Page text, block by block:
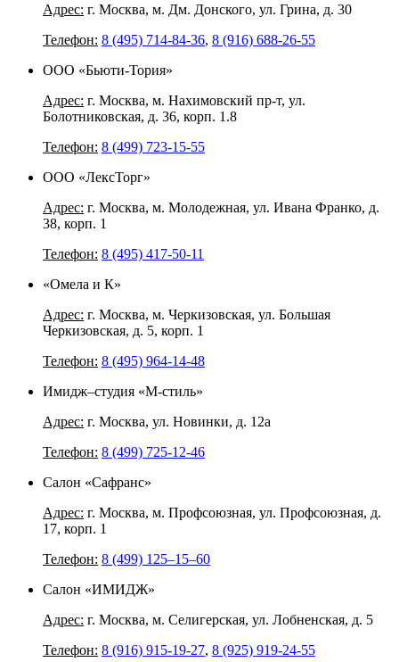
Адрес: г. Москва, м. Дм. Донского, ул. Грина, д. 30
Телефон: 8 (495) 714-84-36, 8 (916) 688-26-55
ООО «Бьюти-Тория»
Адрес: г. Москва, м. Нахимовский пр-т, ул.
Болотниковская, д. 36, корп. 1.8
Телефон: 8 (499) 723-15-55
ООО «ЛексТорг»
Адрес: г. Москва, м. Молодежная, ул. Ивана Франко, д.
38, корп. 1
Телефон: 8 (495) 417-50-11
«Омела и К»
Адрес: г. Москва, м. Черкизовская, ул. Большая
Черкизовская, д. 5, корп. 1
Телефон: 8 (495) 964-14-48
Имидж–студия «М-стиль»
Адрес: г. Москва, ул. Новинки, д. 12а
Телефон: 8 (499) 725-12-46
Салон «Сафранс»
Адрес: г. Москва, м. Профсоюзная, ул. Профсоюзная, д.
17, корп. 1
Телефон: 8 (499) 125–15–60
Салон «ИМИДЖ»
Адрес: г. Москва, м. Селигерская, ул. Лобненская, д. 5
Телефон: 8 (916) 915-19-27, 8 (925) 919-24-55